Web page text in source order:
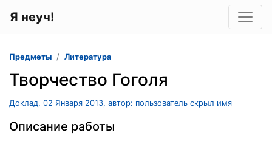
Я неуч!
Предметы Литература
Творчество Гоголя
Доклад, 02 Января 2013, автор: пользователь скрыл имя
Описание работы